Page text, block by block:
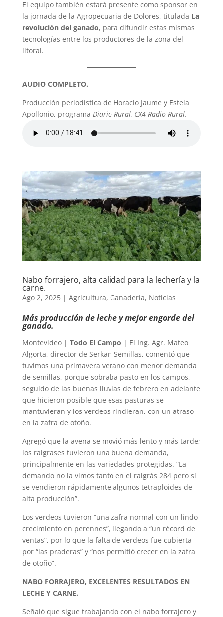
El equipo también estará presente como sponsor en
la jornada de la Agropecuaria de Dolores, titulada La
revolución del ganado, para difundir estas mismas
tecnologías entre los productores de la zona del
litoral.
AUDIO COMPLETO.
Producción periodística de Horacio Jaume y Estela
Apollonio, programa Diario Rural, CX4 Radio Rural.
Nabo forrajero, alta calidad para la lechería y la
carne.
Ago 2, 2025| Agricultura, Ganadería, Noticias
Más producción de leche y mejor engorde del
ganado.
Montevideo | Todo El Campo | El Ing. Agr. Mateo
Algorta, director de Serkan Semillas, comentó que
tuvimos una primavera verano con menor demanda
de semillas, porque sobraba pasto en los campos,
seguido de las buenas lluvias de febrero en adelante
que hicieron posible que esas pasturas se
mantuvieran y los verdeos rindieran, con un atraso
en la zafra de otoño.
Agregó que la avena se movió más lento y más tarde;
los raigrases tuvieron una buena demanda,
principalmente en las variedades protegidas. “La
demando no la vimos tanto en el raigrás 284 pero sí
se vendieron rápidamente algunos tetraploides de
alta producción”.
Los verdeos tuvieron “una zafra normal con un lindo
crecimiento en perennes”, llegando a “un récord de
ventas”, por lo que la falta de verdeos fue cubierta
por “las praderas” y “nos permitió crecer en la zafra
de otoño”.
NABO FORRAJERO, EXCELENTES RESULTADOS EN
LECHE Y CARNE.
Señaló que sigue trabajando con el nabo forrajero y